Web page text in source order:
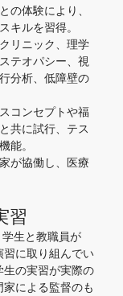
の体験により、
キルを習得。
リニック、理学
テオパシー、視
分析、低障壁の
コンセプトや福
共に試行、テス
能。
が協働し、医療
習
学生と教職員が
習に取り組んでい
生の実習が実際の
による監督のも